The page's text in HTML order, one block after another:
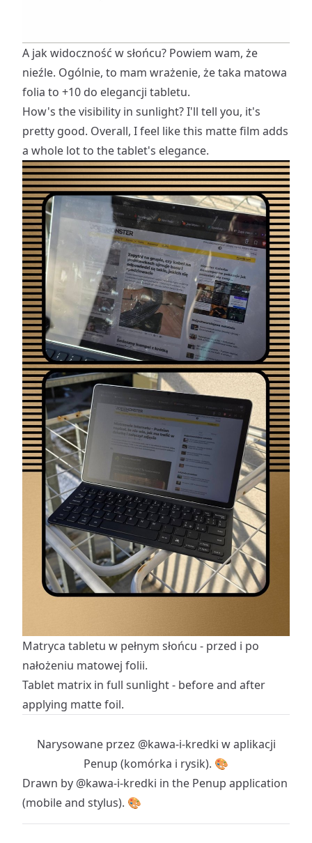
A jak widoczność w słońcu? Powiem wam, że
nieźle. Ogólnie, to mam wrażenie, że taka matowa
folia to +10 do elegancji tabletu.
How's the visibility in sunlight? I'll tell you, it's
pretty good. Overall, I feel like this matte film adds
a whole lot to the tablet's elegance.
Matryca tabletu w pełnym słońcu - przed i po
nałożeniu matowej folii.
Tablet matrix in full sunlight - before and after
applying matte foil.
Narysowane przez @kawa-i-kredki w aplikacji
Penup (komórka i rysik). 🎨
Drawn by @kawa-i-kredki in the Penup application
(mobile and stylus). 🎨